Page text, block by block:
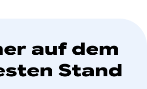
auf dem
Stand